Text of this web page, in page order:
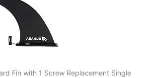
Fin with 1 Screw Replacement Single